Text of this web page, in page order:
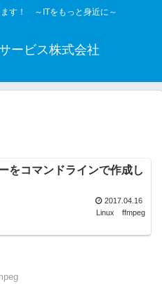
ます！ ～ITをもっと身近に～
ービス株式会社
をコマンドラインで作成し
2017.04.16
Linux
ffmpeg